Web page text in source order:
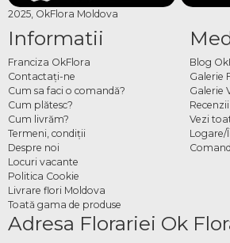
2025, OkFlora Moldova
Informatii
Franciza OkFlora
Contactaţi-ne
Cum sa faci o comandă?
Cum plătesc?
Cum livrăm?
Termeni, condiţii
Despre noi
Locuri vacante
Politica Cookie
Livrare flori Moldova
Toată gama de produse
Blog
Galerie
Galerie
Recenzii
Vezi
Logare/
Adresa Florariei Ok